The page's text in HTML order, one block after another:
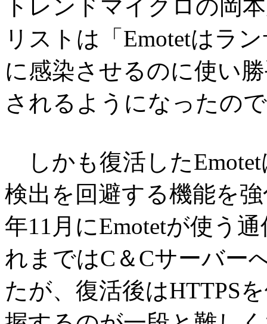
トレンドマイクロの岡
リストは「Emotetはラ
に感染させるのに使い
されるようになったの
しかも復活した
検出を回避する機能を
年11月にEmotetが使う
れまではC＆Cサーバー
たが、復活後はHTTPS